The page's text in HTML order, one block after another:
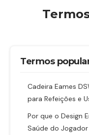
Termos
Cadeira Eames
para Refeições e
Por que o Design
Saúde do